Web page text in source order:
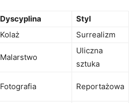
Dyscyplina
Styl
Kolaż Surrealizm
Malarstwo
Uliczna
sztuka
Fotografia Reportażowa